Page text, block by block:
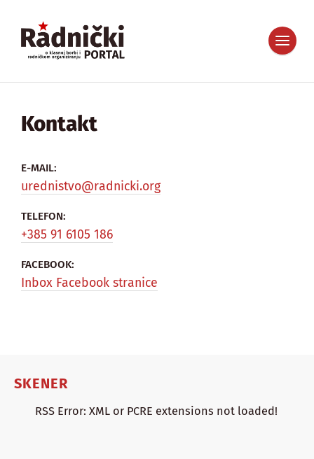
Kontakt
E-MAIL:
urednistvo@radnicki.org
TELEFON:
+385 91 6105 186
FACEBOOK:
Inbox Facebook stranice
SKENER
RSS Error: XML or PCRE extensions not loaded!